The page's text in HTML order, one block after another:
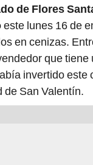
de Flores
este lunes 16 de
en cenizas.
que
invertido este
de San Valentín.